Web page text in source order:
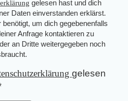
gelesen hast und dich
Daten einverstanden erklärst.
um dich gegebenenfalls
Anfrage kontaktieren zu
an Dritte weitergegeben noch
gelesen